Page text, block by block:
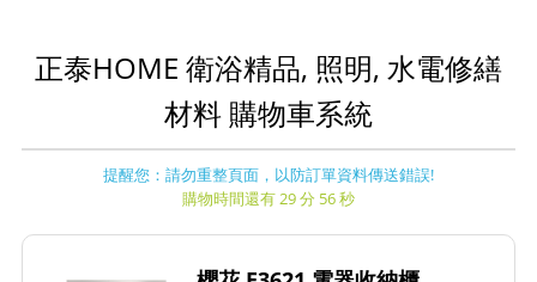
正泰HOME 衛浴精品, 照明, 水電修繕
材料 購物車系統
提醒您：請勿重整頁面，以防訂單資料傳送錯誤!
購物時間還有 29 分 56 秒